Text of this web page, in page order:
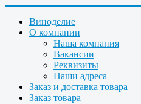
Виноделие
О компании
Наша компания
Вакансии
Реквизиты
Наши адреса
Заказ и доставка товара
Заказ товара